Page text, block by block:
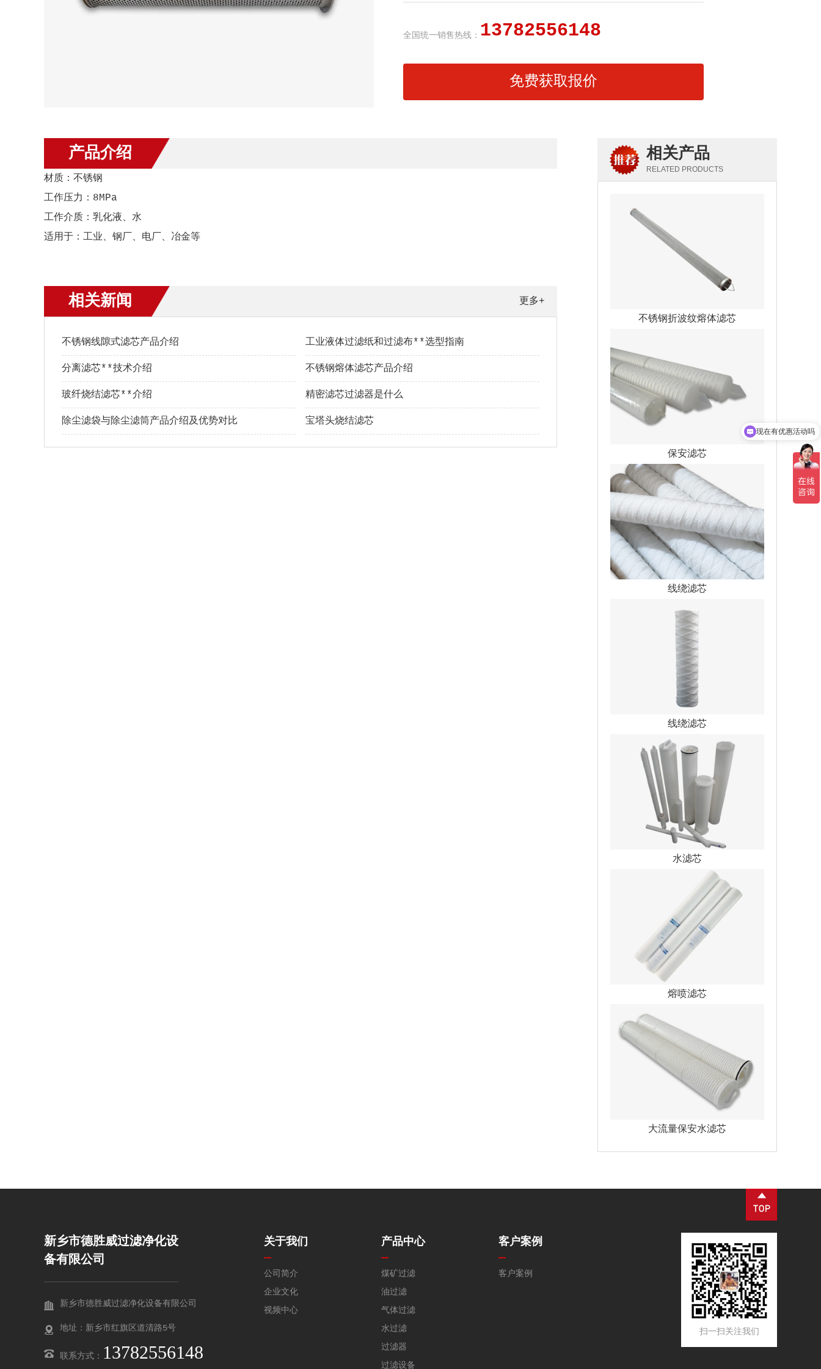
全国统一销售热线： 13782556148
免费获取报价
产品介绍
材质：不锈钢
工作压力：8MPa
工作介质：乳化液、水
适用于：工业、钢厂、电厂、冶金等
更多+
相关新闻
不锈钢线隙式滤芯产品介绍 工业液体过滤纸和过滤布**选型指南
分离滤芯**技术介绍 不锈钢熔体滤芯产品介绍
玻纤烧结滤芯**介绍 精密滤芯过滤器是什么
除尘滤袋与除尘滤筒产品介绍及优势对比 宝塔头烧结滤芯
相关产品
RELATED PRODUCTS
不锈钢折波纹熔体滤芯
保安滤芯
线绕滤芯
线绕滤芯
水滤芯
熔喷滤芯
大流量保安水滤芯
新乡市德胜威过滤净化设
备有限公司
新乡市德胜威过滤净化设备有限公司
地址：新乡市红旗区道清路5号
联系方式： 13782556148
关于我们
公司简介
企业文化
视频中心
产品中心
煤矿过滤
油过滤
气体过滤
水过滤
过滤器
过滤设备
客户案例
客户案例
扫一扫关注我们
可以介绍下你们的产品么